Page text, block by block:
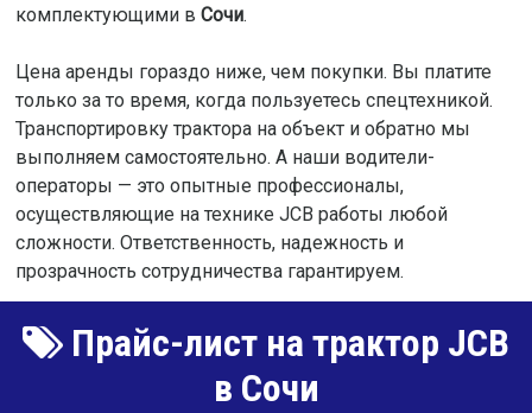
комплектующими в Сочи.
Цена аренды гораздо ниже, чем покупки. Вы платите
только за то время, когда пользуетесь спецтехникой.
Транспортировку трактора на объект и обратно мы
выполняем самостоятельно. А наши водители-
операторы — это опытные профессионалы,
осуществляющие на технике JCB работы любой
сложности. Ответственность, надежность и
прозрачность сотрудничества гарантируем.
Прайс-лист на трактор JCB
в Сочи